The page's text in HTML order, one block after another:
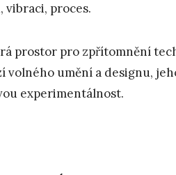
vibraci, proces.
prostor pro zpřítomnění
volného umění a designu,
experimentálnost.